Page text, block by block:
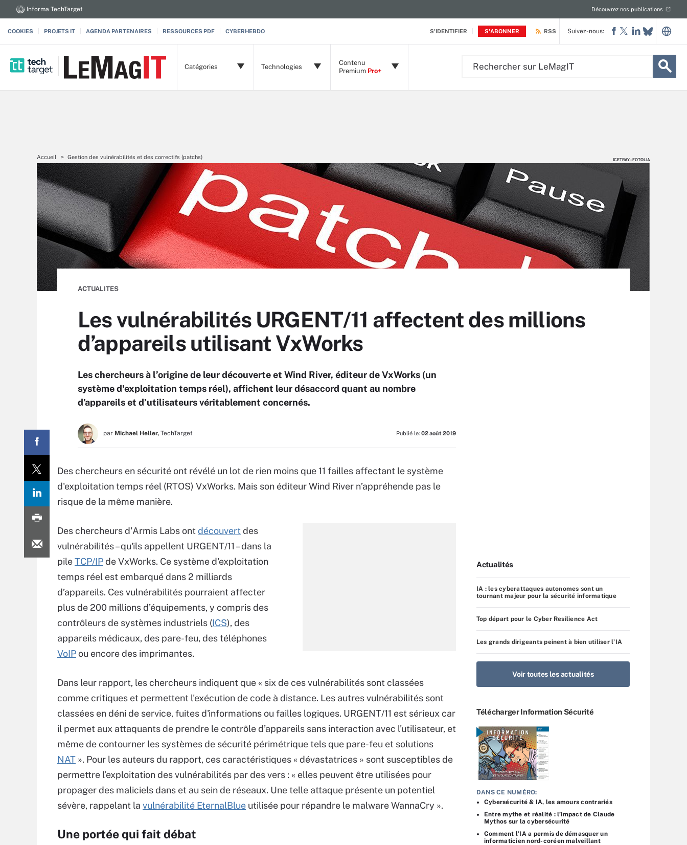
S'IDENTIFIER S'ABONNER
Informa TechTarget Découvrez nos publications
COOKIES PROJETS IT AGENDA PARTENAIRES RESSOURCES PDF CYBERHEBDO RSS
Catégories Technologies
Contenu
Premium Pro+
Suivez-nous:
Accueil Gestion des vulnérabilités et des correctifs (patchs) ICETRAY - FOTOLIA
ICETRAY - FOTOLIA
ACTUALITES
Les vulnérabilités URGENT/11 affectent des millions
d’appareils utilisant VxWorks
Les chercheurs à l’origine de leur découverte et Wind River, éditeur de VxWorks (un
système d'exploitation temps réel), affichent leur désaccord quant au nombre
d’appareils et d’utilisateurs véritablement concernés.
par Michael Heller, TechTarget Publié le: 02 août 2019
Des chercheurs en sécurité ont révélé un lot de rien moins que 11 failles affectant le système
d'exploitation temps réel (RTOS) VxWorks. Mais son éditeur Wind River n’appréhende pas le
risque de la même manière.
Des chercheurs d'Armis Labs ont découvert des
vulnérabilités – qu'ils appellent URGENT/11 – dans la
pileTCP/IPde VxWorks. Ce système d'exploitation
temps réel est embarqué dans 2 milliards
d’appareils. Ces vulnérabilités pourraient affecter
plus de 200 millions d’équipements, y compris des
contrôleurs de systèmes industriels (ICS), des
appareils médicaux, des pare-feu, des téléphones
VoIPou encore des imprimantes.
Dans leur rapport, les chercheurs indiquent que « six de ces vulnérabilités sont classées
comme critiques et permettent l'exécution de code à distance. Les autres vulnérabilités sont
classées en déni de service, fuites d'informations ou failles logiques. URGENT/11 est sérieux car
il permet aux attaquants de prendre le contrôle d’appareils sans interaction avec l'utilisateur, et
même de contourner les systèmes de sécurité périmétrique tels que pare-feu et solutions
NAT ». Pour les auteurs du rapport, ces caractéristiques « dévastatrices » sont susceptibles de
permettre l’exploitation des vulnérabilités par des vers : « elles peuvent être utilisées pour
propager des maliciels dans et au sein de réseaux. Une telle attaque présente un potentiel
sévère, rappelant la vulnérabilité EternalBlue utilisée pour répandre le malware WannaCry ».
Une portée qui fait débat
Actualités
IA : les cyberattaques autonomes sont un
tournant majeur pour la sécurité informatique
Top départ pour le Cyber Resilience Act
Les grands dirigeants peinent à bien utiliser l’IA
Voir toutes les actualités
Télécharger Information Sécurité
DANS CE NUMÉRO:
Cybersécurité & IA, les amours contrariés
Entre mythe et réalité : l’impact de Claude
Mythos sur la cybersécurité
Comment l’IA a permis de démasquer un
informaticien nord-coréen malveillant